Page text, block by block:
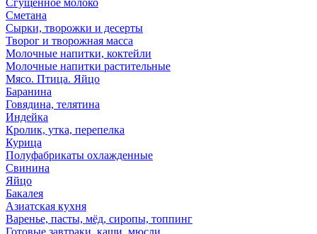
Сгущенное молоко
Сметана
Сырки, творожки и десерты
Творог и творожная масса
Молочные напитки, коктейли
Молочные напитки растительные
Мясо. Птица. Яйцо
Баранина
Говядина, телятина
Индейка
Кролик, утка, перепелка
Курица
Полуфабрикаты охлажденные
Свинина
Яйцо
Бакалея
Азиатская кухня
Варенье, пасты, мёд, сиропы, топпинг
Готовые завтраки, каши, мюсли